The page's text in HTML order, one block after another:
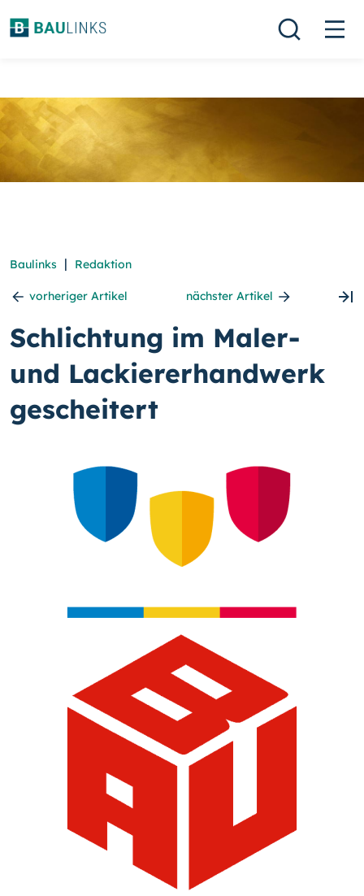
Baulinks | Redaktion
vorheriger Artikel nächster Artikel
Schlichtung im Maler-
und Lackiererhandwerk
gescheitert